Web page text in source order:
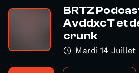
BRTZ
AvddxcT et
crunk
Mardi 14 Juillet